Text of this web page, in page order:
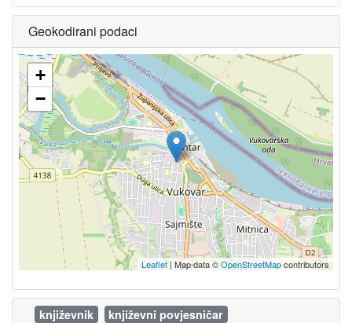
Geokodirani podaci
+
−
Leaflet | Map data ©OpenStreetMapcontributors
književnik književni povjesničar